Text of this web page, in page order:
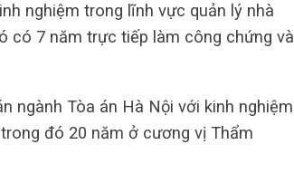
nghiệm trong lĩnh vực quản lý nhà
có 7 năm trực tiếp làm công chứng và
ngành Tòa án Hà Nội với kinh nghiệm
đó 20 năm ở cương vị Thẩm